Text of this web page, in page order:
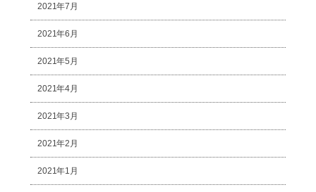
2021年7月
2021年6月
2021年5月
2021年4月
2021年3月
2021年2月
2021年1月